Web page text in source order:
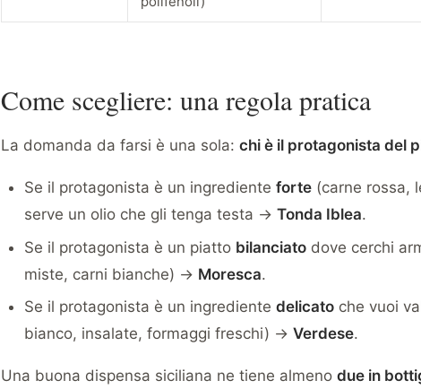
Come scegliere: una regola pratica
La domanda da farsi è una sola: chi è il protagonista del
Se il protagonista è un ingrediente forte(carne rossa,
serve un olio che gli tenga testa → Tonda Iblea.
Se il protagonista è un piatto bilanciatodove cerchi
miste, carni bianche) → Moresca.
Se il protagonista è un ingrediente delicatoche vuoi
bianco, insalate, formaggi freschi) → Verdese.
Una buona dispensa siciliana ne tiene almeno due in